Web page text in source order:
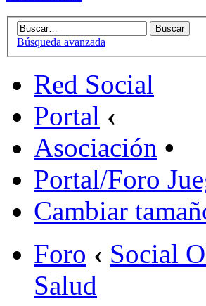
Búsqueda avanzada
Red Social
Portal ‹
Asociación •
Portal/Foro
Cambiar
Foro ‹ Social
Salud